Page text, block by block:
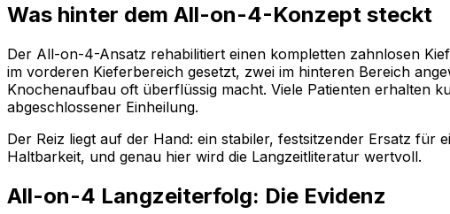
Was hinter dem All-on-4-Konzept steckt
Der All-on-4-Ansatz rehabilitiert einen kompletten zahnlosen
im vorderen Kieferbereich gesetzt, zwei im hinteren Bereich
Knochenaufbau oft überflüssig macht. Viele Patienten erhalten
abgeschlossener Einheilung.
Der Reiz liegt auf der Hand: ein stabiler, festsitzender Ersatz
Haltbarkeit, und genau hier wird die Langzeitliteratur wertvoll.
All-on-4 Langzeiterfolg: Die Evidenz